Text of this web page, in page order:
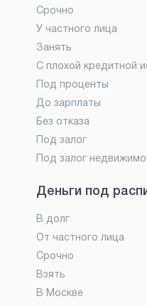
Срочно
У частного лица
Занять
С плохой кредитной
Под проценты
До зарплаты
Без отказа
Под залог
Под залог
Деньги под
В долг
От частного лица
Срочно
Взять
В Москве